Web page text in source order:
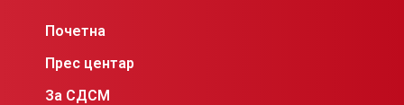
Почетна
Прес центар
За СДСМ